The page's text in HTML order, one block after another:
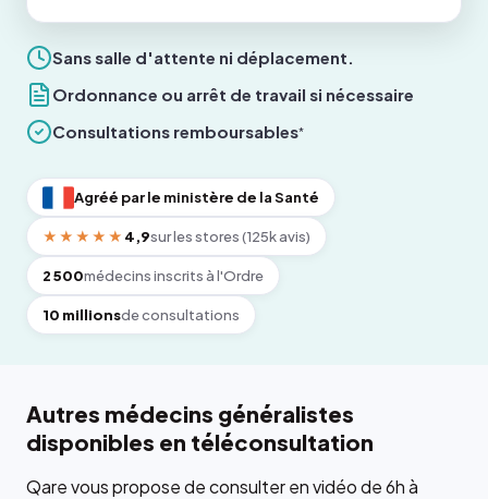
Sans salle d'attente ni déplacement.
Ordonnance ou arrêt de travail si nécessaire
Consultations remboursables*
Agréé par le ministère de la Santé
★★★★★ 4,9sur les stores (125k avis)
2 500médecins inscrits à l'Ordre
10 millionsde consultations
Autres médecins généralistes
disponibles en téléconsultation
Qare vous propose de consulter en vidéo de 6h à